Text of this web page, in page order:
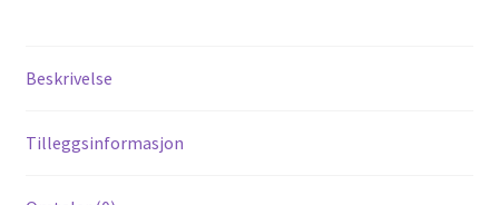
6
Beskrivelse
Tilleggsinformasjon